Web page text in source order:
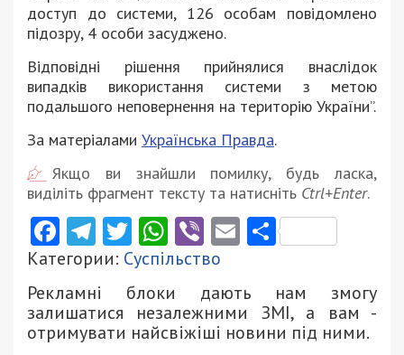
доступ до системи, 126 особам повідомлено
підозру, 4 особи засуджено.
Відповідні рішення прийнялися внаслідок
випадків використання системи з метою
подальшого неповернення на територію України”.
За матеріалами Українська Правда.
Якщо ви знайшли помилку, будь ласка,
виділіть фрагмент тексту та натисніть Ctrl+Enter.
Facebook
Telegram
Twitter
WhatsApp
ViberEmail
Категории: Суспільство
Рекламні блоки дають нам змогу
залишатися незалежними ЗМІ, а вам -
отримувати найсвіжіші новини під ними.